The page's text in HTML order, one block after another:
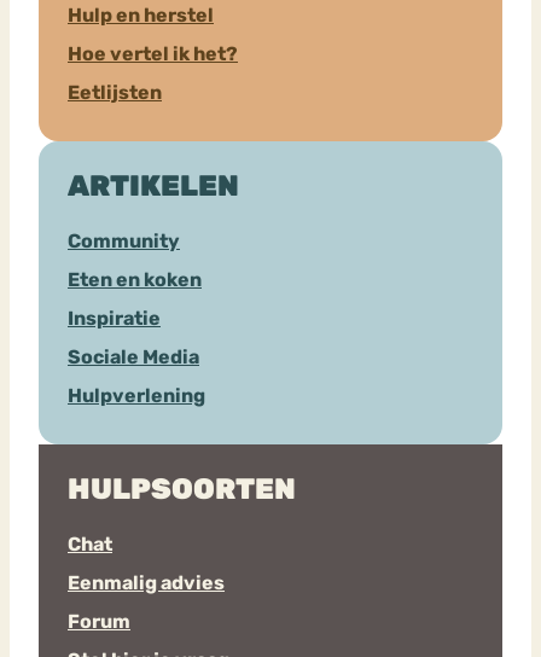
Hulp en herstel
Hoe vertel ik het?
Eetlijsten
ARTIKELEN
Community
Eten en koken
Inspiratie
Sociale Media
Hulpverlening
HULPSOORTEN
Chat
Eenmalig advies
Forum